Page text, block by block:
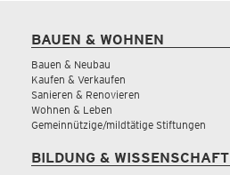
BAUEN & WOHNEN
Bauen & Neubau
Kaufen & Verkaufen
Sanieren & Renovieren
Wohnen & Leben
Gemeinnützige/mildtätige Stiftungen
BILDUNG & WISSENSCHAFT